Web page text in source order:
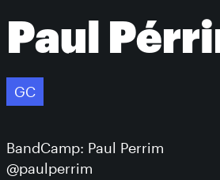
Paul
GC
BandCamp: Paul Perrim
@paulperrim